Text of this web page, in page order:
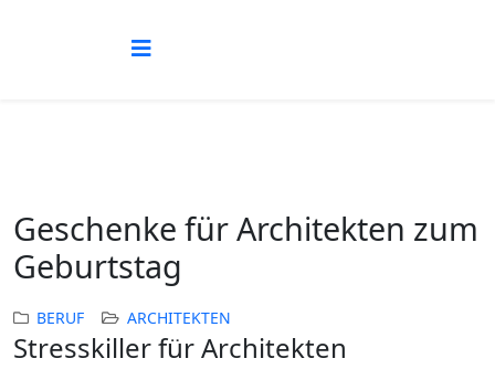
Geschenke für Architekten zum
Geburtstag
BERUF ARCHITEKTEN
Stresskiller für Architekten